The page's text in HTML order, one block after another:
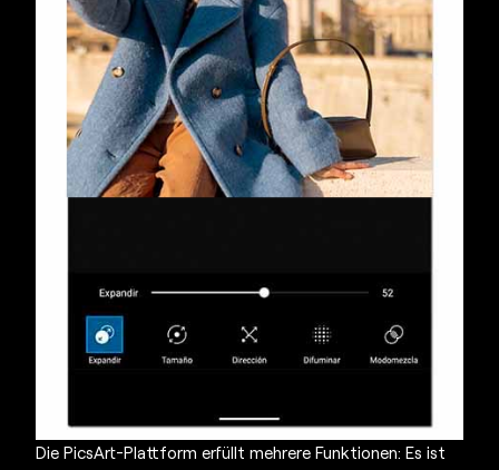
Die PicsArt-Plattform erfüllt mehrere Funktionen: Es ist